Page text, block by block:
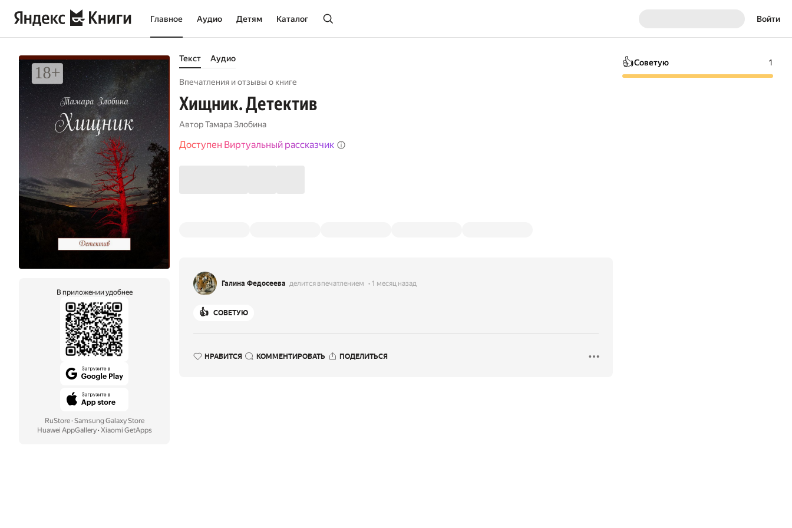
Главное Аудио Детям Каталог Войти
В приложении удобнее
RuStore· Samsung Galaxy Store
Huawei AppGallery· Xiaomi GetApps
Текст Аудио
Впечатления и отзывы о книге
Хищник. Детектив
АвторТамара Злобина
Доступен Виртуальный рассказчик
Галина Федосеева делится впечатлением 1 месяц назад
👍 СОВЕТУЮ
НРАВИТСЯ КОММЕНТИРОВАТЬ ПОДЕЛИТЬСЯ
👍Советую 1